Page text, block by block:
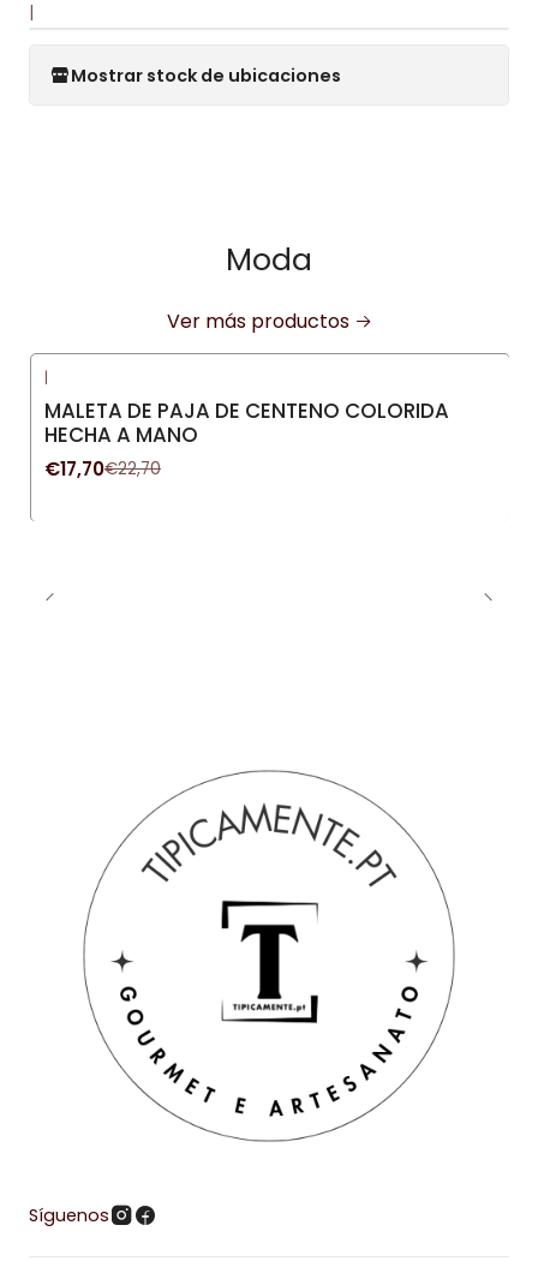
|
Mostrar stock de ubicaciones
Moda
Ver más productos
-22%OFF
|
MALETA DE PAJA DE CENTENO COLORIDA
HECHA A MANO
€17,70€22,70
Síguenos